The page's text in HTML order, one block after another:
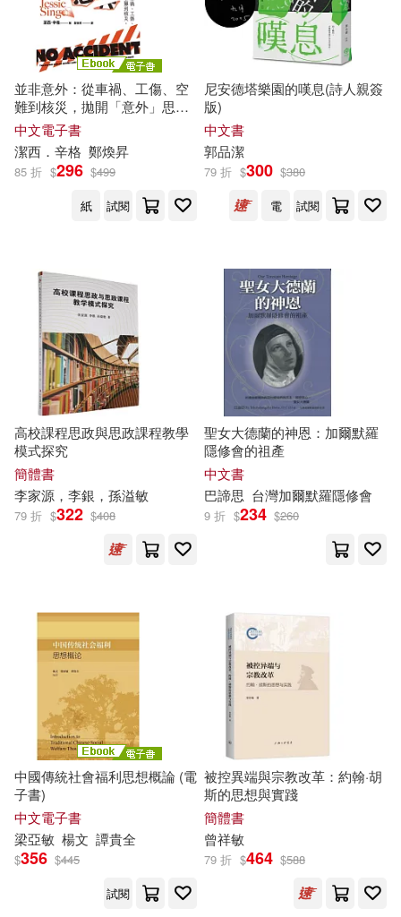
森清敏(2) 楊嘉敏(2)
楊思敏(2) 楊瑞萍（主編）(2)
楊迷斯(2) 楊麗(2)
楊麗珍(2) 橫田幸信(2)
泰倫斯．基利(2)
湯瑪斯．阿諾德(2)
潔思敏．舍費爾(2)
潔思．貝克(2) 潔米欣(2)
潔米辛(2) 潔西．辛格(2)
牛勝玉（總主編）(2)
猿渡步(2)
王琿（主編）(2)
珍妮．W．哈帝(2)
甘玲（主編）(2) 田口佳史(2)
甲思敏(2) 皮埃爾．瓦羅德(2)
真梨幸子(2) 石井朋彥(2)
河海大學出版社(5) 究竟(5)
經濟新潮社(5)
西北大學出版社(5)
采實文化(5) 重慶出版社(5)
雲南大學出版社(5)
PCuSER電腦人文化(4)
Universal(4)
Warner Classics(4)
中國對外翻譯出版公司(4)
中國水利水電出版社(4)
五南(4)
北京郵電大學出版社(4)
並非意外：從車禍、工傷、空
難到核災，拋開「意外」思
維，探究事故背後的社會失靈
與卸責代價 (電子書)
中文電子書
潔西．辛格 鄭煥昇
85 折 $296 $499
紙
試閱
尼安德塔樂園的嘆息(詩人親簽
版)
中文書
郭品潔
79 折 $300 $380
電
試閱
高校課程思政與思政課程教學
模式探究
簡體書
李家源，李銀，孫溢敏
79 折 $322 $408
聖女大德蘭的神恩：加爾默羅
隱修會的祖產
中文書
巴諦思 台灣加爾默羅隱修會
9 折 $234 $260
中國傳統社會福利思想概論 (電
子書)
中文電子書
梁亞敏 楊文 譚貴全
$356 $445
試閱
被控異端與宗教改革：約翰·胡
斯的思想與實踐
簡體書
曾祥敏
79 折 $464 $588